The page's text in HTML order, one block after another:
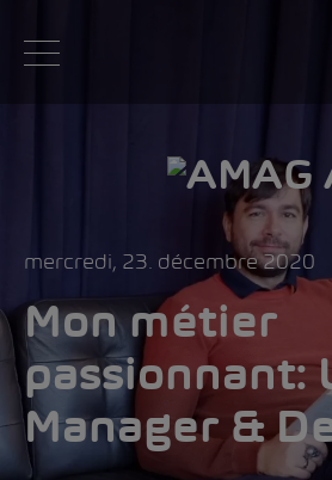
mercredi, 23. décembre 2020
Mon métier
passionnant:
Manager &